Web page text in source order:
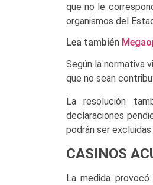
que no le
organismos del
Lea también
Según la normativa
que no sean
La resolución
declaraciones
podrán ser
CASINOS
La medida